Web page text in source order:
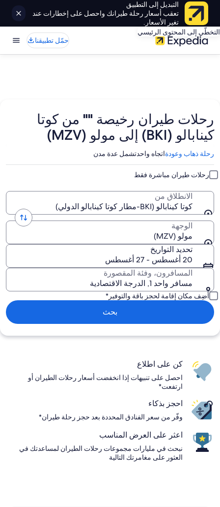
التبديل إلى التطبيق
تعقب أسعار رحلة طيرانك واحصل على إخطارات عند
تغير الأسعار.
التخطّي إلى المحتوى الرئيسي
حمّل تطبيقنا
رحلات طيران رخيصة "" من كوتا
كينابالو (BKI) إلى مولو (MZV)
رحلة ذهاب وعودةاتجاه واحدتشمل عدة مدن
رحلات طيران مباشرة فقط
الانطلاق من
كوتا كينابالو (BKI-مطار كوتا كينابالو الدولي)
الوجهة
مولو (MZV)
تحديد التواريخ
20 أغسطس - 27 أغسطس
المسافرون، وفئة المقصورة
مسافر واحد 1, الدرجة الاقتصادية
أضِف مكان إقامة لحجز باقة والتوفير*
بحث
كن على اطلاع
احصل على تنبيهات إذا انخفضت أسعار رحلات الطيران أو
ارتفعت*
احجز بذكاء
وفّر من سعر الفنادق المحددة بعد حجز رحلة طيران*
اعثر على العرض المناسب
نبحث في مليارات مجموعات رحلات الطيران لمساعدتك في
العثور على مغامرتك التالية